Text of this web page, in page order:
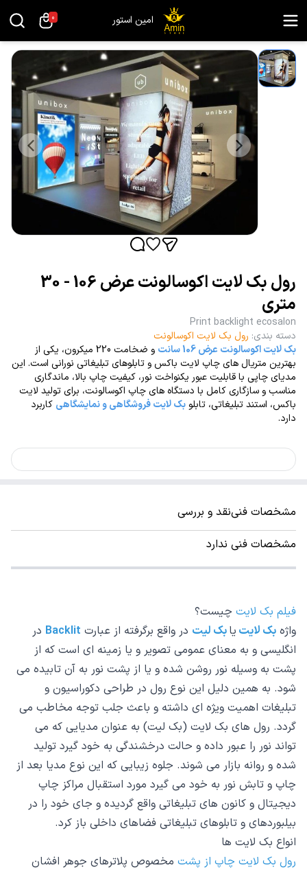
امین استور 0
رول بک لایت اکوسالونت عرض 106 - 30
متری
Print backlight ecosalon
دسته بندی: رول بک لایت اکوسالونت
بک لایت اکوسالونت عرض 106 سانت
و ضخامت 220 میکرون، یکی از
بهترین متریال های چاپ لایت باکس و تابلوهای تبلیغاتی نورانی است. این
مدیای چاپی با قابلیت عبور یکنواخت نور، کیفیت چاپ بالا، ماندگاری
مناسب و سازگاری کامل با دستگاه های چاپ اکوسالونت، برای تولید لایت
باکس، استند تبلیغاتی، تابلو بک لایت فروشگاهی و نمایشگاهی کاربرد
دارد.
مشخصات فنینقد و بررسی
مشخصات فنی ندارد
فیلم بک لایت چیست؟
واژه بک لایت یابک لیت در واقع برگرفته از عبارت Backlit در
انگلیسی و به معنای عمومی تصویر و یا زمینه ای است که از
پشت به وسیله نور روشن شده و یا از پشت نور به آن تابیده می
شود. به همین دلیل این نوع رول در طراحی دکوراسیون و
تبلیغات اهمیت ویژه ای داشته و باعث جلب توجه مخاطب می
گردد. رول های بک لایت (بک لیت) به عنوان مدیایی که می
تواند نور را عبور داده و حالت درخشندگی به خود گیرد تولید
شده و روانه بازار می شوند. جلوه زیبایی که این نوع مدیا بعد از
چاپ و تابش نور به خود می گیرد مورد استقبال مراکز چاپ
دیجیتال و کانون های تبلیغاتی واقع گردیده و جای خود را در
بیلبوردهای و تابلوهای تبلیغاتی فضاهای داخلی باز کرد.
انواع بک لایت ها
رول بک لایت چاپ از پشت مخصوص پلاترهای جوهر افشان